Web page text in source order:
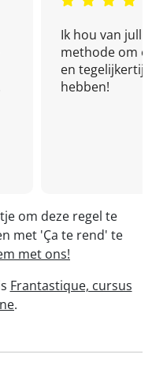
Ik hou van
methode om
en
hebben!
om deze regel te
met 'Ça te rend' te
met ons!
Frantastique, cursus
.